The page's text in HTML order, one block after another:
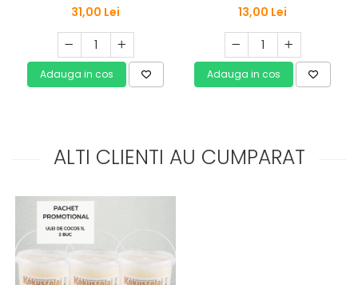
31,00 Lei
Adauga in cos
180G
13,00 Lei
Adauga in cos
ALTI CLIENTI AU CUMPARAT